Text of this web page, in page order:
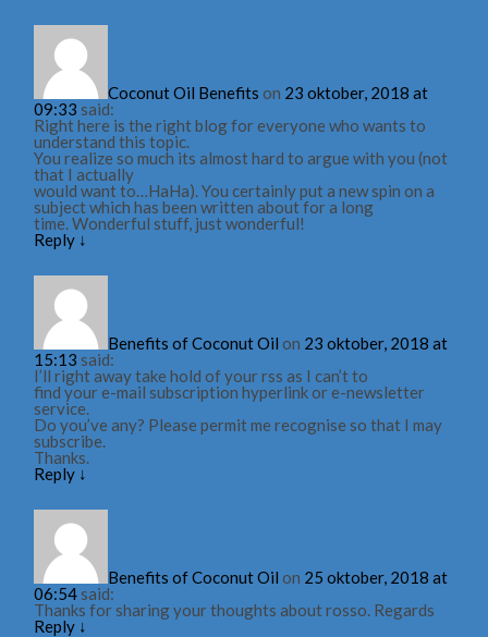
Coconut Oil Benefits on 23 oktober, 2018 at
09:33 said:
Right here is the right blog for everyone who wants to
understand this topic.
You realize so much its almost hard to argue with you (not
that I actually
would want to…HaHa). You certainly put a new spin on a
subject which has been written about for a long
time. Wonderful stuff, just wonderful!
Reply ↓
Benefits of Coconut Oil on 23 oktober, 2018 at
15:13 said:
I’ll right away take hold of your rss as I can’t to
find your e-mail subscription hyperlink or e-newsletter
service.
Do you’ve any? Please permit me recognise so that I may
subscribe.
Thanks.
Reply ↓
Benefits of Coconut Oil on 25 oktober, 2018 at
06:54said:
Thanks for sharing your thoughts about rosso. Regards
Reply ↓